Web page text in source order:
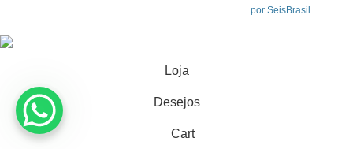
por SeisBrasil
Loja
Desejos
Cart